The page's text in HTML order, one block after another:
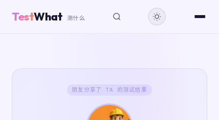
TestWhat 测什么
朋友分享了 TA 的测试结果